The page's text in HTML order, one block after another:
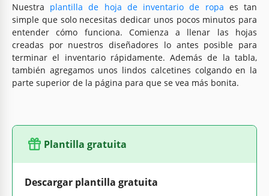
Nuestra plantilla de hoja de inventario de ropa es tan
simple que solo necesitas dedicar unos pocos minutos para
entender cómo funciona. Comienza a llenar las hojas
creadas por nuestros diseñadores lo antes posible para
terminar el inventario rápidamente. Además de la tabla,
también agregamos unos lindos calcetines colgando en la
parte superior de la página para que se vea más bonita.
Plantilla gratuita
Descargar plantilla gratuita